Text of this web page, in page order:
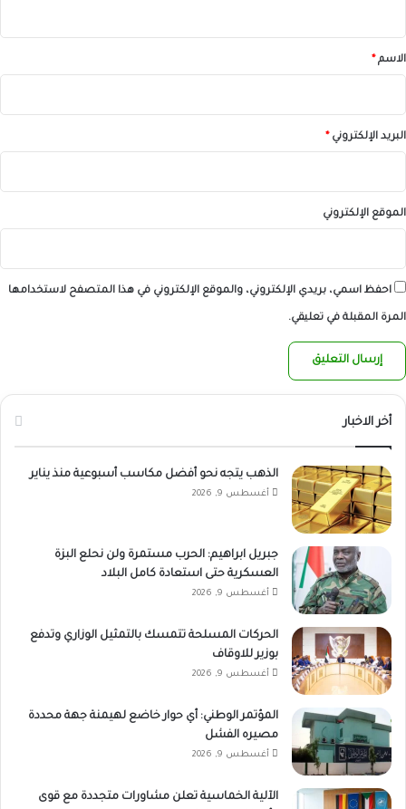
*الاسم*
البريد الإلكتروني*
الموقع الإلكتروني
احفظ اسمي، بريدي الإلكتروني، والموقع الإلكتروني في هذا المتصفح لاستخدامها
المرة المقبلة في تعليقي.
أخر الاخبار
الذهب يتجه نحو أفضل مكاسب أسبوعية منذ يناير
أغسطس 9, 2026
جبريل ابراهيم: الحرب مستمرة ولن نحلع البزة
العسكرية حتى استعادة كامل البلاد
أغسطس 9, 2026
الحركات المسلحة تتمسك بالتمثيل الوزاري وتدفع
بوزير للاوقاف
أغسطس 9, 2026
المؤتمر الوطني: أي حوار خاضع لهيمنة جهة محددة
مصيره الفشل
أغسطس 9, 2026
الآلية الخماسية تعلن مشاورات متجددة مع قوى